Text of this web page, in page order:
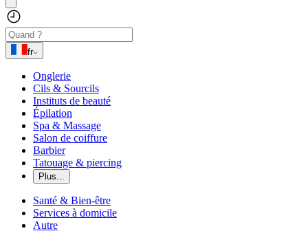
fr
Onglerie
Cils & Sourcils
Instituts de beauté
Épilation
Spa & Massage
Salon de coiffure
Barbier
Tatouage & piercing
Plus...
Santé & Bien-être
Services à domicile
Autre